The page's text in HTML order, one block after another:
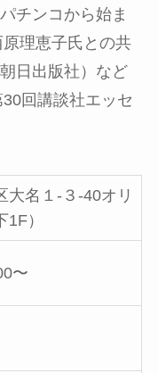
チンコから始ま
理恵子氏との共
日出版社）など
回講談社エッセ
大名１-３-40オリ
）
〜